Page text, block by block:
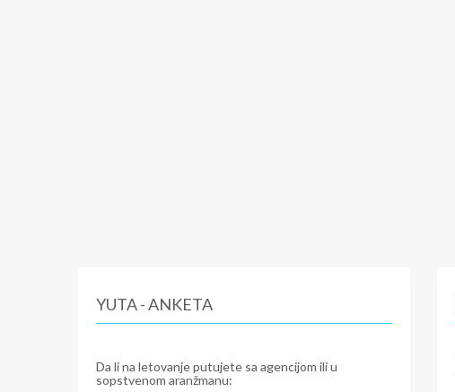
YUTA - ANKETA
Da li na letovanje putujete sa agencijom ili u
sopstvenom aranžmanu: